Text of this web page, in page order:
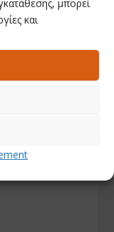
μπορεί
και